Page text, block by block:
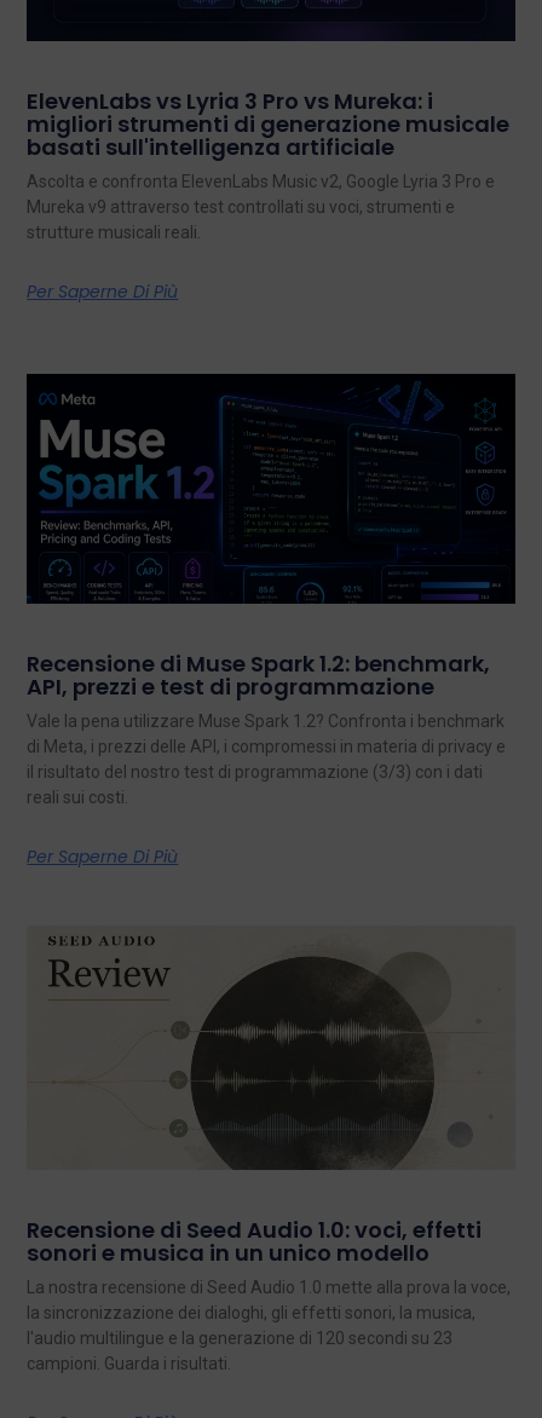
ElevenLabs vs Lyria 3 Pro vs Mureka: i
migliori strumenti di generazione musicale
basati sull'intelligenza artificiale
Ascolta e confronta ElevenLabs Music v2, Google Lyria 3 Pro e
Mureka v9 attraverso test controllati su voci, strumenti e
strutture musicali reali.
Per Saperne Di Più
Recensione di Muse Spark 1.2: benchmark,
API, prezzi e test di programmazione
Vale la pena utilizzare Muse Spark 1.2? Confronta i benchmark
di Meta, i prezzi delle API, i compromessi in materia di privacy e
il risultato del nostro test di programmazione (3/3) con i dati
reali sui costi.
Per Saperne Di Più
Recensione di Seed Audio 1.0: voci, effetti
sonori e musica in un unico modello
La nostra recensione di Seed Audio 1.0 mette alla prova la voce,
la sincronizzazione dei dialoghi, gli effetti sonori, la musica,
l'audio multilingue e la generazione di 120 secondi su 23
campioni. Guarda i risultati.